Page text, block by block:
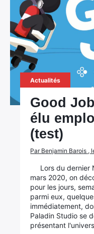
Actualités
Good
élu
(test)
Par Benjamin Barois ,
Lors du dernier
mars 2020, on
pour les jours,
parmi eux,
immédiatement,
Paladin Studio se
présentant